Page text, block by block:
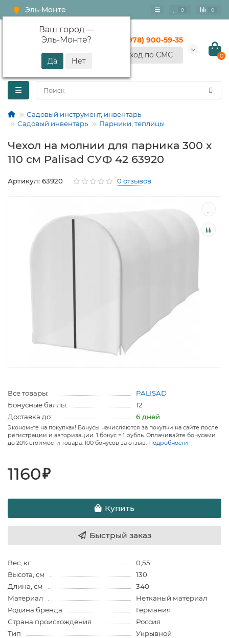
Эль-Монте
Ваш город —
Эль-Монте?
0 0
+7 (978) 900-59-35
Вход по СМС
0
Садовый инструмент, инвентарь
Садовый инвентарь
Парники, теплицы
Чехол на молнии для парника 300 х
110 см Palisad СУФ 42 63920
Артикул: 63920 0 отзывов
Все товары:
PALISAD
Бонусные баллы:
12
Доставка до:
6 дней
Экономьте на покупках! Бонусы начисляются за покупки на сайте после
регистрации и авторизации. 1 бонус = 1 рубль. Оплачивайте бонусами
до 20% стоимости товара. 100 бонусов за отзыв. Подробности
1160₽
Купить
Быстрый заказ
Вес, кг
0,55
Высота, см
130
Длина, см
340
Материал
Нетканый материал
Родина бренда
Германия
Страна происхождения
Россия
Тип
Укрывной